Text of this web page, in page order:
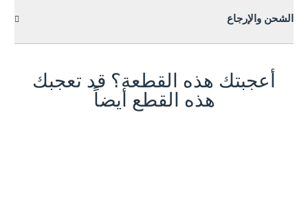
الشحن والإرجاع
أعجبتك هذه القطعة؟ قد تعجبك
هذه القطع أيضاً